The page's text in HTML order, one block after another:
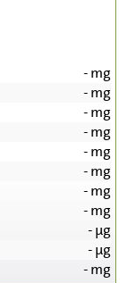
-mg
-mg
-mg
-mg
-mg
-mg
-mg
-mg
-µg
-µg
-mg